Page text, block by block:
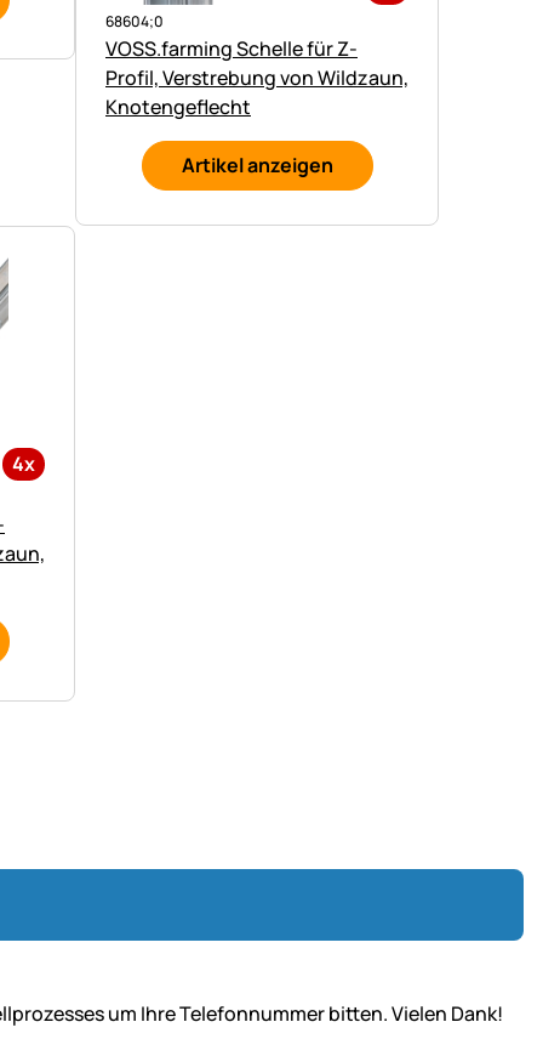
68604;0
VOSS.farming Schelle für Z-
Profil, Verstrebung von Wildzaun,
Knotengeflecht
Artikel anzeigen
4x
um Ihre Telefon­nummer bitten. Vielen Dank!